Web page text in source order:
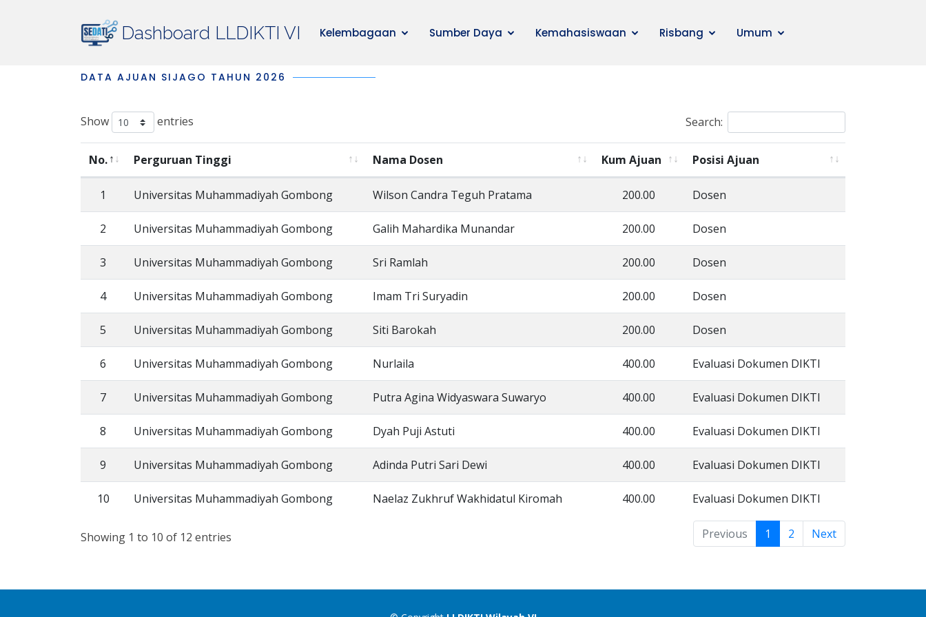
Dashboard LLDIKTI VI Kelembagaan Sumber Daya Kemahasiswaan Risbang Umum
DATA AJUAN SIJAGO TAHUN 2026
Show entries Search:
No. Perguruan Tinggi Nama Dosen Kum Ajuan Posisi Ajuan
1 Universitas Muhammadiyah Gombong Wilson Candra Teguh Pratama 200.00 Dosen
2 Universitas Muhammadiyah Gombong Galih Mahardika Munandar 200.00 Dosen
3 Universitas Muhammadiyah Gombong Sri Ramlah 200.00 Dosen
4 Universitas Muhammadiyah Gombong Imam Tri Suryadin 200.00 Dosen
5 Universitas Muhammadiyah Gombong Siti Barokah 200.00 Dosen
6 Universitas Muhammadiyah Gombong Nurlaila 400.00 Evaluasi Dokumen DIKTI
7 Universitas Muhammadiyah Gombong Putra Agina Widyaswara Suwaryo 400.00 Evaluasi Dokumen DIKTI
8 Universitas Muhammadiyah Gombong Dyah Puji Astuti 400.00 Evaluasi Dokumen DIKTI
9 Universitas Muhammadiyah Gombong Adinda Putri Sari Dewi 400.00 Evaluasi Dokumen DIKTI
10 Universitas Muhammadiyah Gombong Naelaz Zukhruf Wakhidatul Kiromah 400.00 Evaluasi Dokumen DIKTI
Showing 1 to 10 of 12 entries Previous 1 2 Next